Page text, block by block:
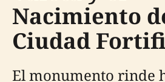
Nacimiento
Ciudad
El monumento rinde